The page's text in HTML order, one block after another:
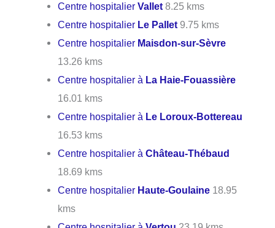
Centre hospitalierVallet 8.25 kms
Centre hospitalier Le Pallet 9.75 kms
Centre hospitalier Maisdon-sur-Sèvre
13.26 kms
Centre hospitalier à La Haie-Fouassière
16.01 kms
Centre hospitalier à Le Loroux-Bottereau
16.53 kms
Centre hospitalier àChâteau-Thébaud
18.69 kms
Centre hospitalier Haute-Goulaine 18.95
kms